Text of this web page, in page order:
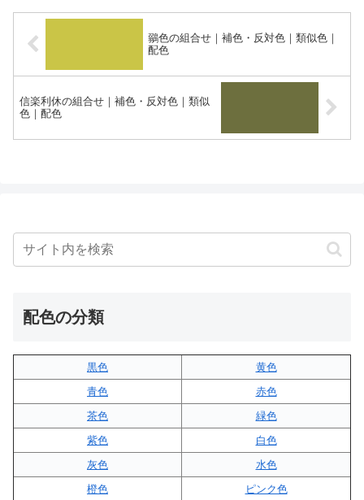
鶸色の組合せ｜補色・反対色｜類似色｜
配色
信楽利休の組合せ｜補色・反対色｜類似
色｜配色
配色の分類
黒色
黄色
青色
赤色
茶色
緑色
紫色
白色
灰色
水色
橙色
ピンク色